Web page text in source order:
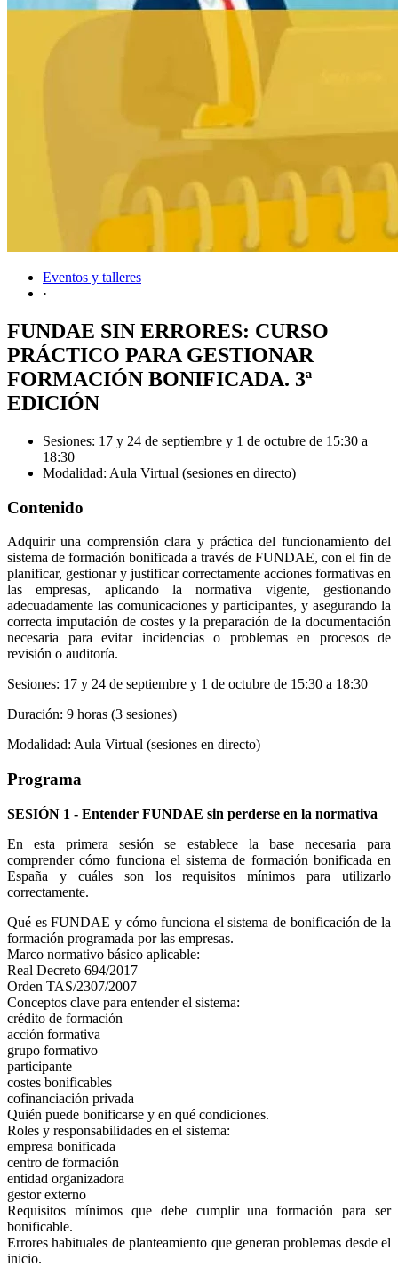
Eventos y talleres
·
FUNDAE SIN ERRORES: CURSO
PRÁCTICO PARA GESTIONAR
FORMACIÓN BONIFICADA. 3ª
EDICIÓN
Sesiones: 17 y 24 de septiembre y 1 de octubre de 15:30 a
18:30
Modalidad: Aula Virtual (sesiones en directo)
Contenido
Adquirir una comprensión clara y práctica del funcionamiento del
sistema de formación bonificada a través de FUNDAE, con el fin de
planificar, gestionar y justificar correctamente acciones formativas en
las empresas, aplicando la normativa vigente, gestionando
adecuadamente las comunicaciones y participantes, y asegurando la
correcta imputación de costes y la preparación de la documentación
necesaria para evitar incidencias o problemas en procesos de
revisión o auditoría.
Sesiones: 17 y 24 de septiembre y 1 de octubre de 15:30 a 18:30
Duración: 9 horas (3 sesiones)
Modalidad: Aula Virtual (sesiones en directo)
Programa
SESIÓN 1 - Entender FUNDAE sin perderse en la normativa
En esta primera sesión se establece la base necesaria para
comprender cómo funciona el sistema de formación bonificada en
España y cuáles son los requisitos mínimos para utilizarlo
correctamente.
Qué es FUNDAE y cómo funciona el sistema de bonificación de la
formación programada por las empresas.
Marco normativo básico aplicable:
Real Decreto 694/2017
Orden TAS/2307/2007
Conceptos clave para entender el sistema:
crédito de formación
acción formativa
grupo formativo
participante
costes bonificables
cofinanciación privada
Quién puede bonificarse y en qué condiciones.
Roles y responsabilidades en el sistema:
empresa bonificada
centro de formación
entidad organizadora
gestor externo
Requisitos mínimos que debe cumplir una formación para ser
bonificable.
Errores habituales de planteamiento que generan problemas desde el
inicio.